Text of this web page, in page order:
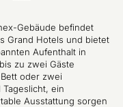
Gebäude befindet
Grand Hotels und bietet
Aufenthalt in
zu zwei Gäste
oder zwei
ein
Ausstattung sorgen